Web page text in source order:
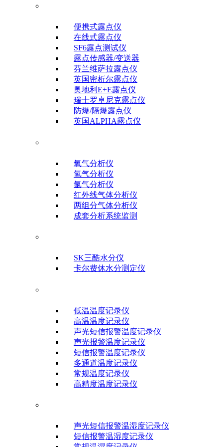
便携式露点仪
在线式露点仪
SF6露点测试仪
露点传感器/变送器
芬兰维萨拉露点仪
英国密析尔露点仪
奥地利E+E露点仪
瑞士罗卓尼克露点仪
防爆/隔爆露点仪
英国ALPHA露点仪
氧气分析仪
氢气分析仪
氩气分析仪
红外线气体分析仪
两组分气体分析仪
成套分析系统监测
SK三酷水分仪
卡尔费休水分测定仪
低温温度记录仪
高温温度记录仪
声光短信报警温度记录仪
声光报警温度记录仪
短信报警温度记录仪
多通道温度记录仪
常规温度记录仪
高精度温度记录仪
声光短信报警温湿度记录仪
短信报警温湿度记录仪